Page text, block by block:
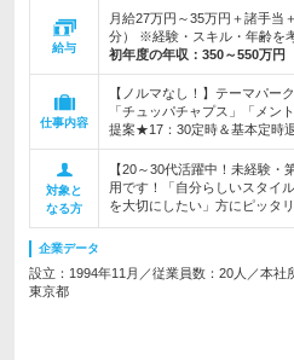
給与
月給27万円～35万円＋諸手当
分） ※経験・スキル・年齢を
初年度の年収： 350～550万円
仕事内容
【ノルマなし！】テーマパー
「チュッパチャプス」「メン
提案★17：30定時＆基本定時
対象と
なる方
【20～30代活躍中！未経験
用です！「自分らしいスタイ
を大切にしたい」方にピッタリ
企業データ
設立：1994年11月／従業員数：20人／本社
東京都